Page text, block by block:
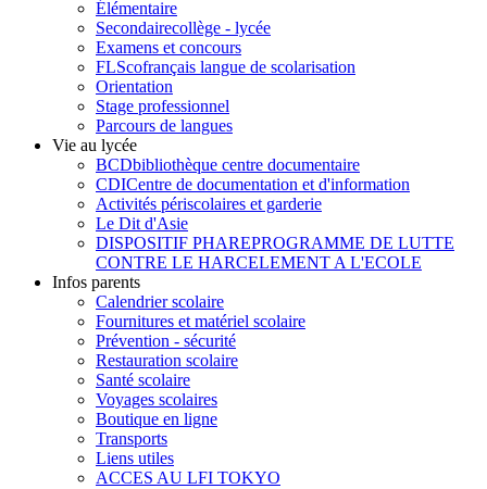
Élémentaire
Secondairecollège - lycée
Examens et concours
FLScofrançais langue de scolarisation
Orientation
Stage professionnel
Parcours de langues
Vie au lycée
BCDbibliothèque centre documentaire
CDICentre de documentation et d'information
Activités périscolaires et garderie
Le Dit d'Asie
DISPOSITIF PHAREPROGRAMME DE LUTTE
CONTRE LE HARCELEMENT A L'ECOLE
Infos parents
Calendrier scolaire
Fournitures et matériel scolaire
Prévention - sécurité
Restauration scolaire
Santé scolaire
Voyages scolaires
Boutique en ligne
Transports
Liens utiles
ACCES AU LFI TOKYO